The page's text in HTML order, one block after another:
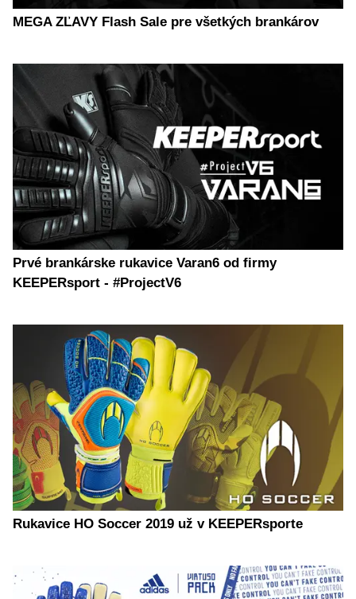
MEGA ZĽAVY Flash Sale pre všetkých brankárov
Prvé brankárske rukavice Varan6 od firmy
KEEPERsport - #ProjectV6
Rukavice HO Soccer 2019 už v KEEPERsporte